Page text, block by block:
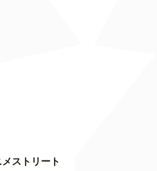
ストリート